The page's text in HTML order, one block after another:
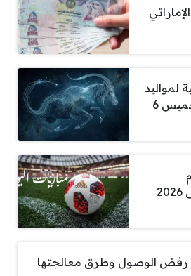
لمواليد
برج الجدي اليوم الخميس 6
الخميس 6 أغسطس 2026
رفض الوصول وطرق معالجتها